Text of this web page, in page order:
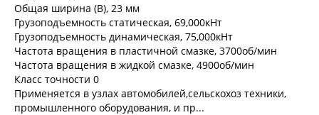
Общая ширина (B), 23 мм
Грузоподъемность статическая, 69,000кНт
Грузоподъемность динамическая, 75,000кНт
Частота вращения в пластичной смазке, 3700об/мин
Частота вращения в жидкой смазке, 4900об/мин
Класс точности 0
Применяется в узлах автомобилей,сельскохоз техники,
промышленного оборудования, и пр...